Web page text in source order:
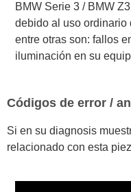
BMW Serie 3 / BMW
debido al uso ordinario
entre otras son: fallos
iluminación en su
Códigos de error /
Si en su diagnosis
relacionado con esta